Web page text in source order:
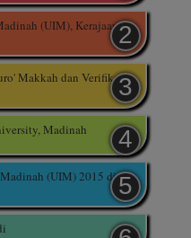
(UIM), Kerajaan
Makkah dan Verifikasi
Madinah
(UIM) 2015 di